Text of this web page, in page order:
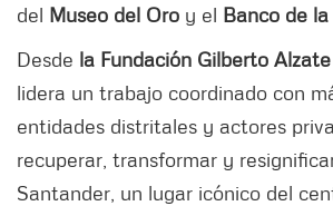
del Museo del Oro y el Banco de
Desde la Fundación Gilberto
lidera un trabajo coordinado con
entidades distritales y actores
recuperar, transformar y
Santander, un lugar icónico del